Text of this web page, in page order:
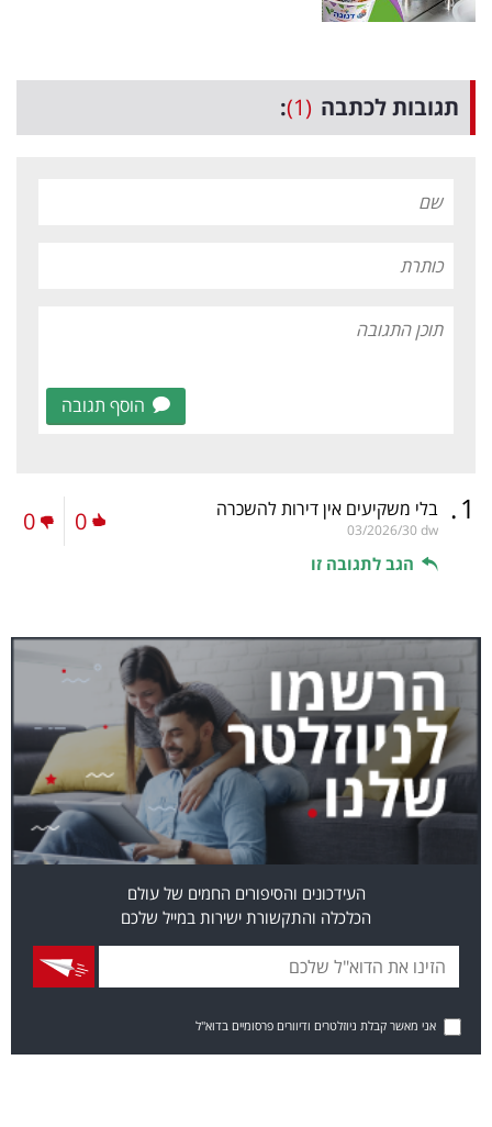
תגובות לכתבה (1)
:
הוסף תגובה
1
. בלי משקיעים אין דירות להשכרה
dw
03/2026/30
הגב לתגובה זו
0
0
העידכונים והסיפורים החמים של עולם
הכלכלה והתקשורת ישירות במייל שלכם
אני מאשר קבלת ניוזלטרים ודיוורים פרסומיים בדוא"ל